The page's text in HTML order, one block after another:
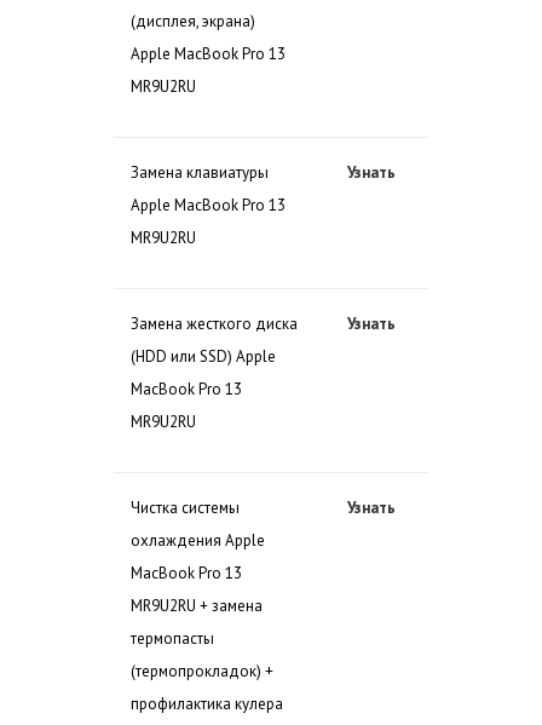
(дисплея, экрана)
Apple MacBook Pro 13
MR9U2RU
Замена клавиатуры
Apple MacBook Pro 13
MR9U2RU
Узнать
Замена жесткого диска
(HDD или SSD) Apple
MacBook Pro 13
MR9U2RU
Узнать
Чистка системы
охлаждения Apple
MacBook Pro 13
MR9U2RU + замена
термопасты
(термопрокладок) +
профилактика кулера
Узнать